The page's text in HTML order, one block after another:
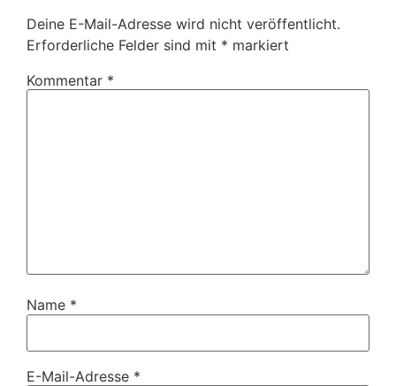
Deine E-Mail-Adresse wird nicht veröffentlicht.
Erforderliche Felder sind mit * markiert
Kommentar *
Name *
E-Mail-Adresse *